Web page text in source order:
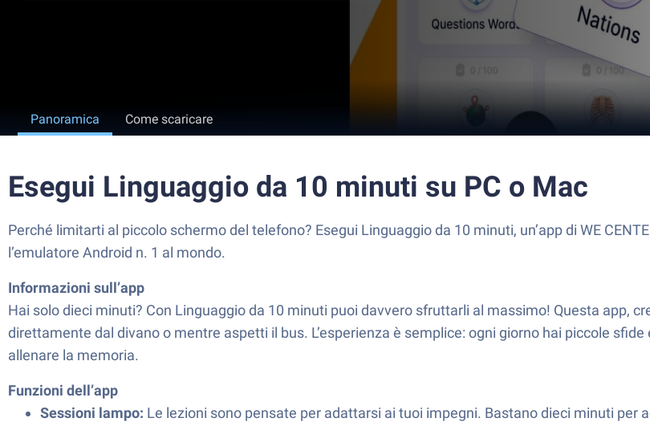
Panoramica Come scaricare
Esegui Linguaggio da 10 minuti su PC o Mac
Perché limitarti al piccolo schermo del telefono? Esegui Linguaggio da 10 minuti, un’app di WE
l’emulatore Android n. 1 al mondo.
Informazioni sull’app
Hai solo dieci minuti? Con Linguaggio da 10 minuti puoi davvero sfruttarli al massimo! Questa app,
direttamente dal divano o mentre aspetti il bus. L’esperienza è semplice: ogni giorno hai piccole
allenare la memoria.
Funzioni dell’app
Sessioni lampo: Le lezioni sono pensate per adattarsi ai tuoi impegni. Bastano dieci minuti per